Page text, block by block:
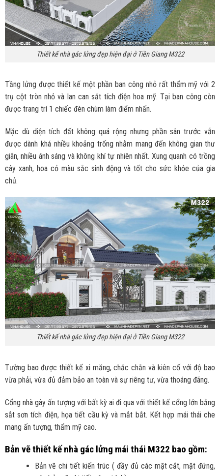
Thiết kế nhà gác lửng đẹp hiện đại ở Tiền Giang M322
Tầng lửng được thiết kế một phần ban công nhỏ rất thẩm mỹ với 2
trụ cột tròn nhỏ và lan can sắt tích điện hoa mỹ. Tại ban công còn
được trang trí 1 chiếc đèn chùm làm điểm nhấn.
Mặc dù diện tích đất không quá rộng nhưng phần sân trước vẫn
được dành khá nhiều khoảng trống nhằm mang đến không gian thư
giãn, nhiều ánh sáng và không khí tự nhiên nhất. Xung quanh có trồng
cây xanh, hoa cỏ màu sắc sinh động và tốt cho sức khỏe của gia
chủ.
Thiết kế nhà gác lửng đẹp hiện đại ở Tiền Giang M322
Tường bao được thiết kế xi măng, chắc chắn và kiên cố với độ bao
vừa phải, vừa đủ đảm bảo an toàn và sự riêng tư, vừa thoáng đãng.
Cổng nhà gây ấn tượng với bất kỳ ai đi qua với thiết kế cổng lớn bằng
sắt sơn tích điện, họa tiết cầu kỳ và mắt bắt. Kết hợp mái thái che
mang ấn tượng, thẩm mỹ cao.
Bản vẽ thiết kế nhà gác lửng mái thái M322 bao gồm:
Bản vẽ chi tiết kiến trúc ( đầy đủ các mặt cắt, mặt đứng,